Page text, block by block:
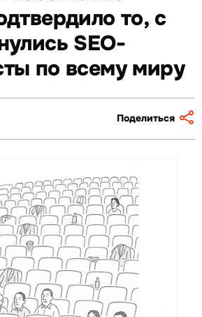
то, с
SEO-
по всему миру
Поделиться